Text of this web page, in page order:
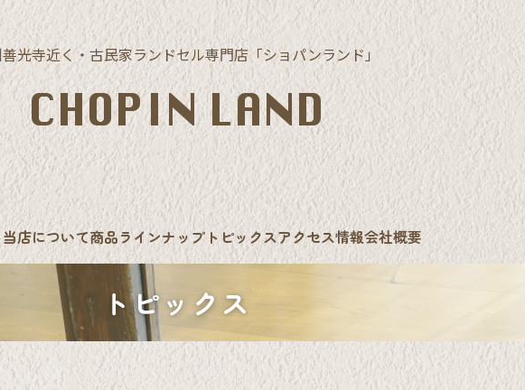
光寺近く・古民家ランドセル専門店「ショパンランド」
当店について商品ラインナップ トピックスアクセス情報会社概要
トピックス